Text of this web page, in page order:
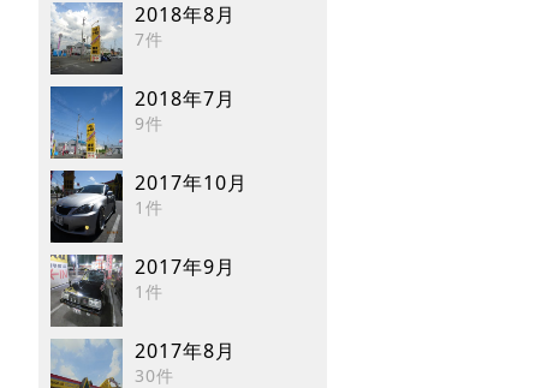
2018年8月
7件
2018年7月
9件
2017年10月
1件
2017年9月
1件
2017年8月
30件